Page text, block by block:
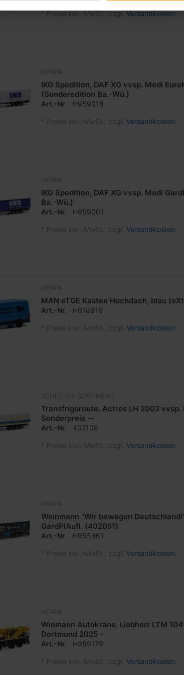
* Preise inkl. MwSt., zzgl.Versandkosten
HERPA
IKG Spedition, DAF XG vvsp. Medi
(Sonderedition Ba.-Wü.)
Art.-Nr. H959018
* Preise inkl. MwSt., zzgl. Versandkosten
HERPA
IKG Spedition, DAF XG vvsp. Medi
Ba.-Wü.)
Art.-Nr. H959001
* Preise inkl. MwSt., zzgl. Versandkosten
HERPA
MAN eTGE Kasten Hochdach, blau
Art.-Nr. H918916
* Preise inkl. MwSt., zzgl. Versandkosten
SCHLÜTER SORTIMENT
Transfrigoroute, Actros LH 2002 vvsp.
Sonderpreis --
Art.-Nr. 402108
* Preise inkl. MwSt., zzgl. Versandkosten
HERPA
Weinmann "Wir bewegen
GardPlAufl. (402051)
Art.-Nr. H955461
* Preise inkl. MwSt., zzgl. Versandkosten
HERPA
Wiemann Autokrane, Liebherr LTM
Dortmund 2025 -
Art.-Nr. H959179
* Preise inkl. MwSt., zzgl. Versandkosten